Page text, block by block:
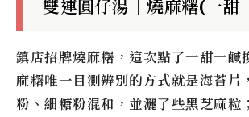
雙連圓仔湯｜燒麻糬(一甜
鎮店招牌燒麻糬，這次點了一甜一鹹
麻糬唯一目測辨別的方式就是海苔片
粉、細糖粉混和，並灑了些黑芝麻粒